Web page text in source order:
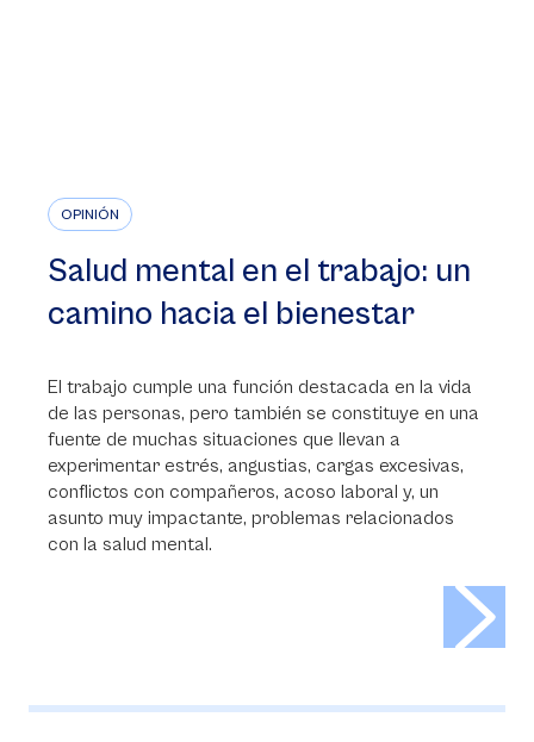
OPINIÓN
Salud mental en el trabajo: un
camino hacia el bienestar
El trabajo cumple una función destacada en la vida
de las personas, pero también se constituye en una
fuente de muchas situaciones que llevan a
experimentar estrés, angustias, cargas excesivas,
conflictos con compañeros, acoso laboral y, un
asunto muy impactante, problemas relacionados
con la salud mental.